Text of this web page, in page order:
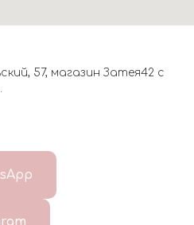
57, магазин Затея42 с